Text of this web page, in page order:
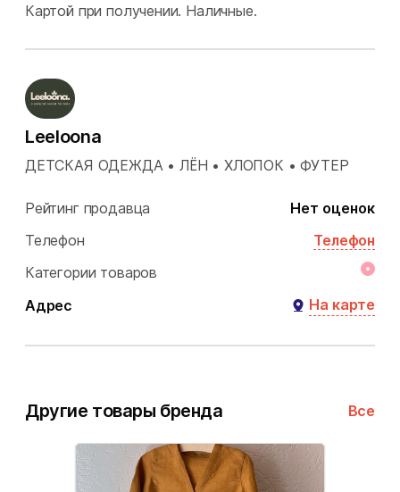
Картой при получении. Наличные.
Leeloona
ДЕТСКАЯ ОДЕЖДА • ЛЁН • ХЛОПОК • ФУТЕР
Рейтинг продавца
Нет оценок
Телефон
Телефон
Категории товаров
Адрес
На карте
Другие товары бренда Все